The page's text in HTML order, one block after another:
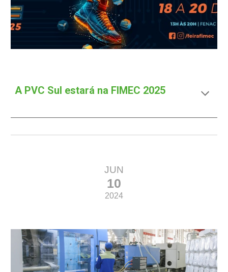
A PVC Sul estará na FIMEC 2025
JUN
10
2024